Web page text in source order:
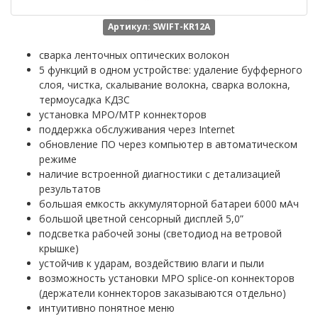
Артикул: SWIFT-KR12A
сварка ленточных оптических волокон
5 функций в одном устройстве: удаление буфферного
слоя, чистка, скалывание волокна, сварка волокна,
термоусадка КДЗС
установка MPO/MTP коннекторов
поддержка обслуживания через Internet
обновление ПО через компьютер в автоматическом
режиме
наличие встроенной диагностики с детализацией
результатов
большая емкость аккумуляторной батареи 6000 мАч
большой цветной сенсорный дисплей 5,0”
подсветка рабочей зоны (светодиод на ветровой
крышке)
устойчив к ударам, воздействию влаги и пыли
возможность установки MPO splice-on коннекторов
(держатели коннекторов заказываются отдельно)
интуитивно понятное меню